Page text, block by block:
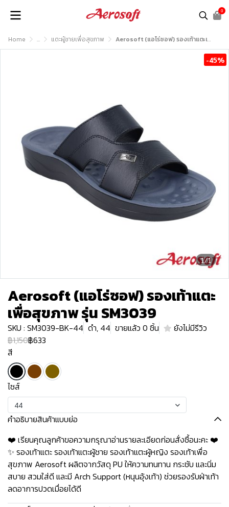
0
Home ... แตะผู้ชายเพื่อสุขภาพ Aerosoft (แอโร่ซอฟ) รองเท้าแตะเพื่อสุขภาพ รุ่น SM3039
1/1
-45%
Aerosoft (แอโร่ซอฟ) รองเท้าแตะ
เพื่อสุขภาพ รุ่น SM3039
SKU : SM3039-BK-44 ดำ, 44 ขายแล้ว 0 ชิ้น
ยังไม่มีรีวิว
฿1,150฿633
สี
ไซส์
44
คำอธิบายสินค้าแบบย่อ
❤️ เรียนคุณลูกค้าขอความกรุณาอ่านรายละเอียดก่อนสั่งซื้อนะคะ️️ ️❤️
✨ รองเท้าแตะ รองเท้าแตะผู้ชาย รองเท้าแตะผู้หญิง รองเท้าเพื่อ
สุขภาพ Aerosoft ผลิตจากวัสดุ PU ให้ความทนทาน กระชับ และนิ่ม
สบาย สวมใส่ดี และมี Arch Support (หนุนอุ้งเท้า) ช่วยรองรับฝ่าเท้า
ลดอาการปวดเมื่อยได้ดี